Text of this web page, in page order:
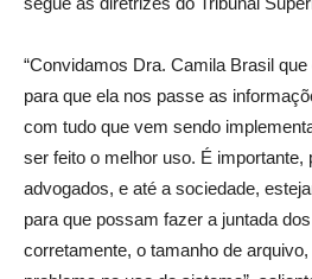
“Convidamos Dra. Camila Brasil
para que ela nos passe as
com tudo que vem sendo
ser feito o melhor uso. É importante,
advogados, e até a sociedade,
para que possam fazer a juntada
corretamente, o tamanho de